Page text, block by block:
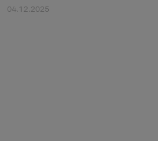
04.12.2025